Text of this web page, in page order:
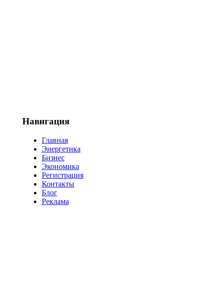
Навигация
Главная
Энергетика
Бизнес
Экономика
Регистрация
Контакты
Блог
Реклама